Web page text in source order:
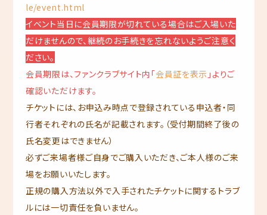
le/event.html
イベント当日に会員期限が切れている場合はご入場いた
だけませんので、継続のお手続きを忘れないようご注意く
ださい。
会員期限は、ファンクラブサイト内「会員証を表示 」よりご
確認いただけます。
チケットには、お申込み時点で登録されている申込者・同
行者それぞれの氏名が記載されます。（受付期間終了後の
氏名変更はできません）
必ずご来場者様ご自身でご購入いただき、ご本人様のご来
場をお願いいたします。
正規の購入方法以外で入手されたチケットに関するトラブ
ルには一切責任を負いません。